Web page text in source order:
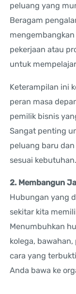
peluang yang
Beragam
pekerjaan atau
untuk
Keterampilan ini
peran masa
pemilik bisnis
Sangat penting
peluang baru
sesuai kebutuhan.
2. Membangun
Hubungan yang
sekitar kita
Menumbuhkan
kolega,
cara yang
Anda bawa ke